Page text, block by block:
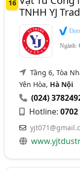
16
TNHH YJ
Ngành:
Tầng 6, Tòa
Yên Hòa, Hà Nội
(024)
Hotline:0702